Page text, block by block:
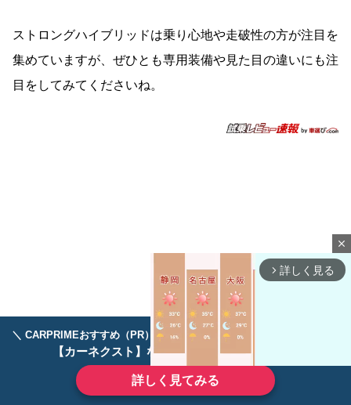
＼ CARPRIMEおすすめ（PR） ／ディーラーで手放すのはもったいない！
【カーネクスト】ならどんなクルマも高価買取
詳しく見てみる
ストロングハイブリッドは乗り心地や走破性の方が注目を
集めていますが、ぜひとも専用装備や見た目の違いにも注
目をしてみてくださいね。
close
arrow_forward_ios 詳しく見る